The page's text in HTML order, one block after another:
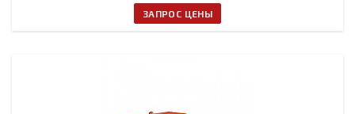
ЗАПРОС ЦЕНЫ